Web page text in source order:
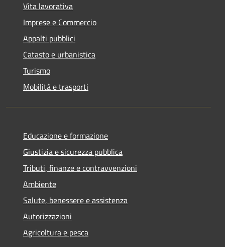
Vita lavorativa
Imprese e Commercio
Appalti pubblici
Catasto e urbanistica
Turismo
Mobilità e trasporti
Educazione e formazione
Giustizia e sicurezza pubblica
Tributi, finanze e contravvenzioni
Ambiente
Salute, benessere e assistenza
Autorizzazioni
Agricoltura e pesca